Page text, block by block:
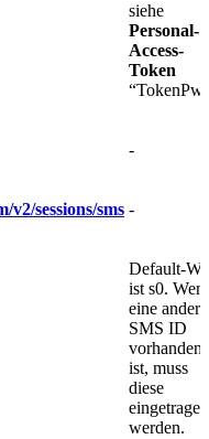
siehe
Personal-
Access-
Token
-
v2/sessions/sms -
Default-
ist s0.
eine andere
SMS ID
vorhanden
ist, muss
diese
eingetragen
werden.